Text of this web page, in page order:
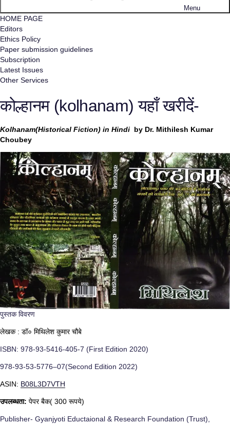
Menu
HOME PAGE
Editors
Ethics Policy
Paper submission guidelines
Subscription
Latest Issues
Other Services
कोल्हानम (kolhanam) यहाँ खरीदें-
Kolhanam(Historical Fiction) in Hindi by Dr. Mithilesh Kumar
Choubey
पुस्तक विवरण
लेखक : डॉ० मिथिलेश कुमार चौबे
ISBN: 978-93-5416-405-7 (First Edition 2020)
978-93-53-5776–07(Second Edition 2022)
ASIN: B08L3D7VTH
उपलब्धता: पेपर बैक( 300 रूपये)
Publisher- Gyanjyoti Eductaional & Research Foundation (Trust),